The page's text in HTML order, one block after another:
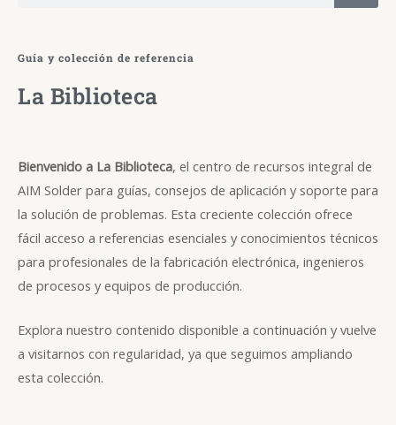
Guía y colección de referencia
La Biblioteca
h
Bienvenido a La Biblioteca, el centro de recursos integral de
AIM Solder para guías, consejos de aplicación y soporte para
la solución de problemas. Esta creciente colección ofrece
fácil acceso a referencias esenciales y conocimientos técnicos
para profesionales de la fabricación electrónica, ingenieros
de procesos y equipos de producción.
Explora nuestro contenido disponible a continuación y vuelve
a visitarnos con regularidad, ya que seguimos ampliando
esta colección.